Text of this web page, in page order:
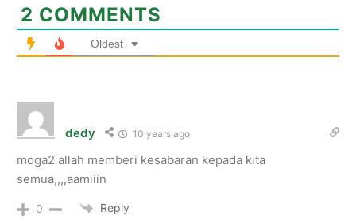
2 COMMENTS
Oldest
dedy 10 years ago
moga2 allah memberi kesabaran kepada kita
semua,,,,aamiiin
0 Reply